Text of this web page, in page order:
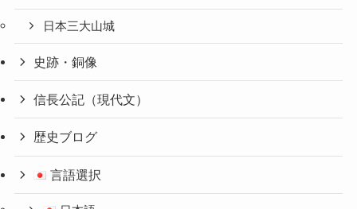
日本三大山城
史跡・銅像
信長公記（現代文）
歴史ブログ
言語選択